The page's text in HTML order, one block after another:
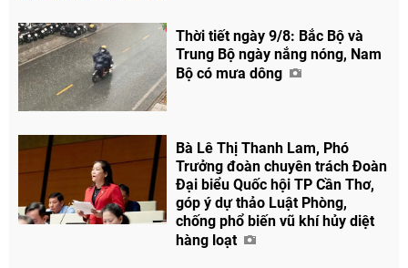
Thời tiết ngày 9/8: Bắc Bộ và
Trung Bộ ngày nắng nóng, Nam
Bộ có mưa dông
Bà Lê Thị Thanh Lam, Phó
Trưởng đoàn chuyên trách Đoàn
Đại biểu Quốc hội TP Cần Thơ,
góp ý dự thảo Luật Phòng,
chống phổ biến vũ khí hủy diệt
hàng loạt